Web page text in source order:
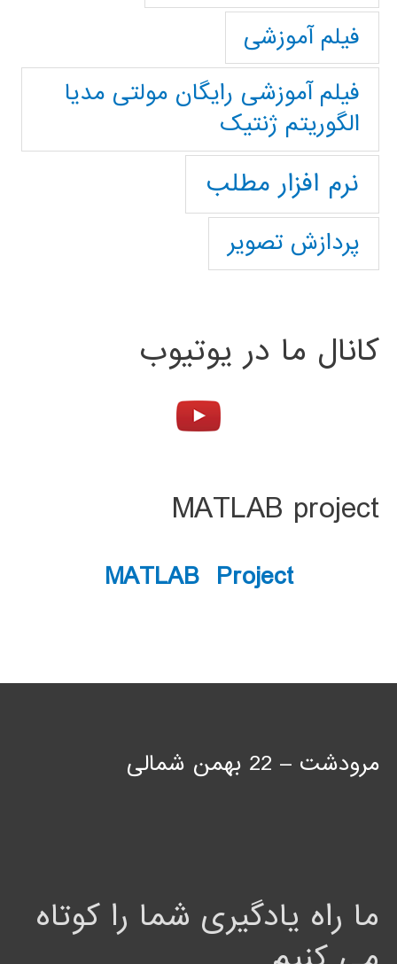
فیلم آموزشی
فیلم آموزشی رایگان مولتی مدیا
الگوریتم ژنتیک
نرم افزار مطلب
پردازش تصویر
کانال ما در یوتیوب
MATLAB project
MATLAB Project
مرودشت – 22 بهمن شمالی
ما راه یادگیری شما را کوتاه